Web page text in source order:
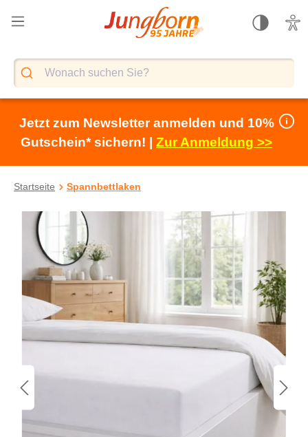
springen
Jetzt zum Newsletter anmelden und 10%
Gutschein* sichern! | Zur Anmeldung >>
Startseite Spannbettlaken
Bildergalerie überspringen